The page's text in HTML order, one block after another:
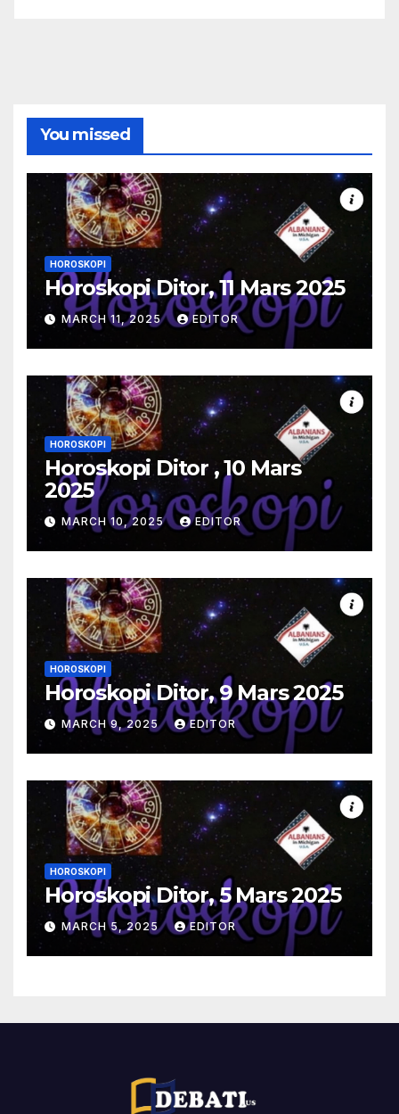
You missed
HOROSKOPI
Horoskopi Ditor, 11 Mars 2025
MARCH 11, 2025 EDITOR
HOROSKOPI
Horoskopi Ditor , 10 Mars
2025
MARCH 10, 2025 EDITOR
HOROSKOPI
Horoskopi Ditor, 9 Mars 2025
MARCH 9, 2025 EDITOR
HOROSKOPI
Horoskopi Ditor, 5 Mars 2025
MARCH 5, 2025 EDITOR